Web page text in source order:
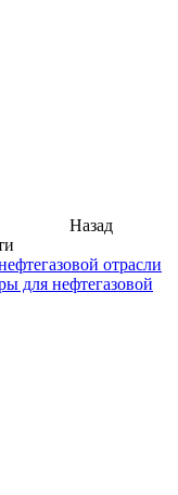
Назад
отрасли
для нефтегазовой